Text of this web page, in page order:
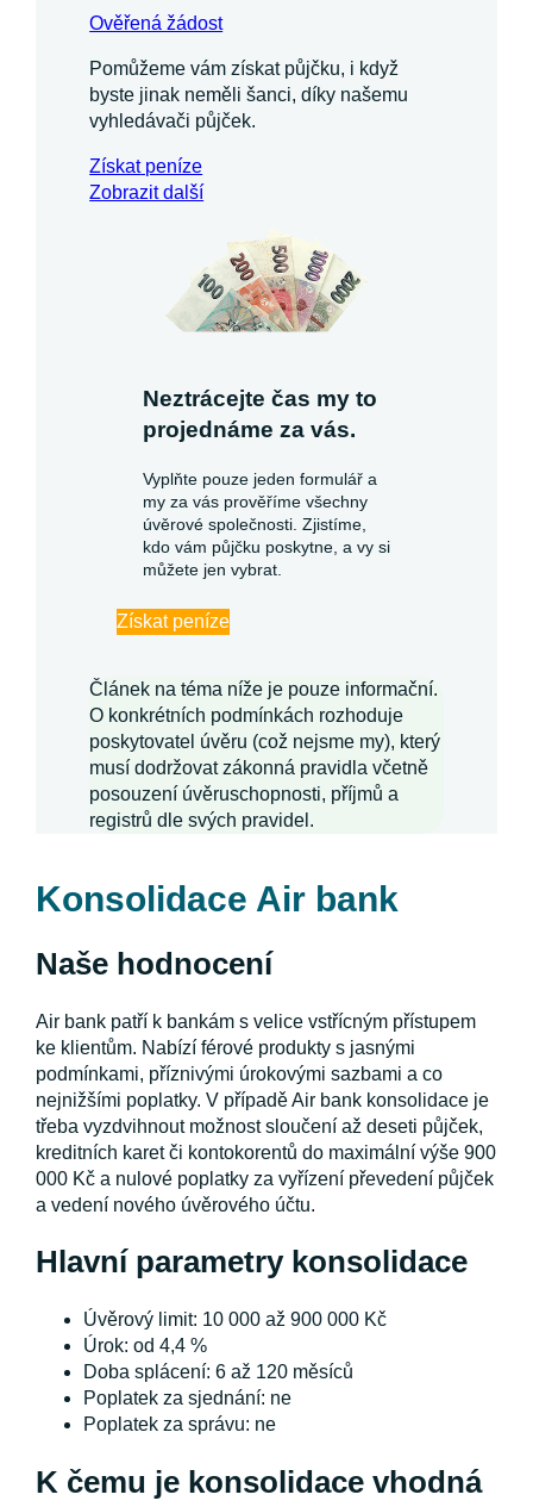
Ověřená žádost
Pomůžeme vám získat půjčku, i když
byste jinak neměli šanci, díky našemu
vyhledávači půjček.
Získatpeníze
Zobrazit další
Neztrácejte čas my to
projednáme za vás.
Vyplňte pouze jeden formulář a
my za vás prověříme všechny
úvěrové společnosti. Zjistíme,
kdo vám půjčku poskytne, a vy si
můžete jen vybrat.
Získat peníze
Článek na téma níže je pouze informační.
O konkrétních podmínkách rozhoduje
poskytovatel úvěru (což nejsme my), který
musí dodržovat zákonná pravidla včetně
posouzení úvěruschopnosti, příjmů a
registrů dle svých pravidel.
Konsolidace Air bank
Naše hodnocení
Air bank patří k bankám s velice vstřícným přístupem
ke klientům. Nabízí férové produkty s jasnými
podmínkami, příznivými úrokovými sazbami a co
nejnižšími poplatky. V případě Air bank konsolidace je
třeba vyzdvihnout možnost sloučení až deseti půjček,
kreditních karet či kontokorentů do maximální výše 900
000 Kč a nulové poplatky za vyřízení převedení půjček
a vedení nového úvěrového účtu.
Hlavní parametry konsolidace
Úvěrový limit: 10 000 až 900 000 Kč
Úrok: od 4,4 %
Doba splácení: 6 až 120 měsíců
Poplatek za sjednání: ne
Poplatek za správu: ne
K čemu je konsolidace vhodná